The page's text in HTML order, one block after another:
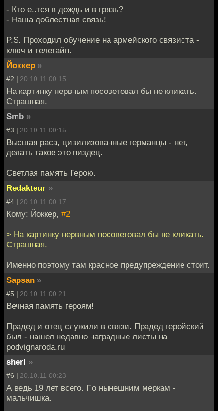
- Кто е..тся в дождь и в грязь?
- Наша доблестная связь!
P.S. Проходил обучение на армейского связиста -
ключ и телетайп.
Йоккер »
#2 | 20.10.11 00:15
На картинку нервным посоветовал бы не кликать.
Страшная.
Smb »
#3 | 20.10.11 00:15
Высшая раса, цивилизованные германцы - нет,
делать такое это пиздец.
Светлая память Герою.
Redakteur »
#4 | 20.10.11 00:17
Кому: Йоккер, #2
> На картинку нервным посоветовал бы не кликать.
Страшная.
Именно поэтому там красное предупреждение стоит.
Sapsan »
#5 | 20.10.11 00:21
Вечная память героям!
Прадед и отец служили в связи. Прадед геройский
был - нашел недавно наградные листы на
podvignaroda.ru
sherl »
#6 | 20.10.11 00:23
А ведь 19 лет всего. По нынешним меркам -
мальчишка.